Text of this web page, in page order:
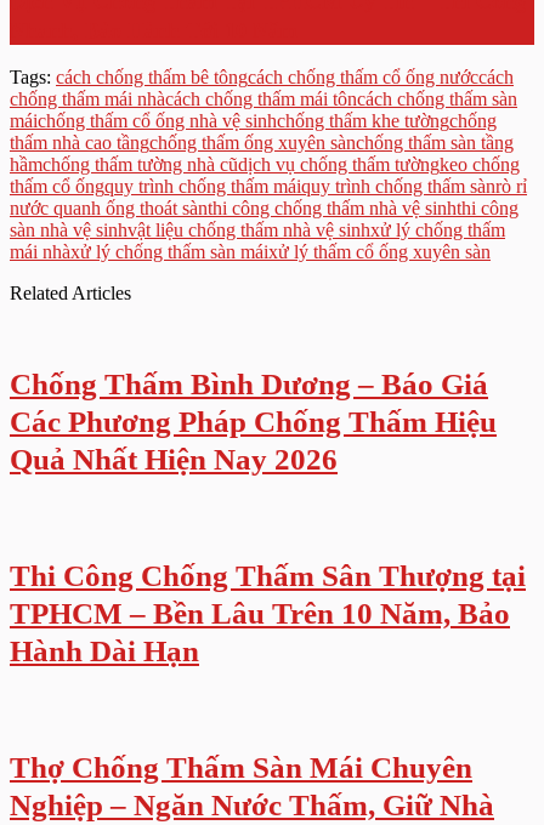
Tags: cách chống thấm bê tôngcách chống thấm cổ ống nướccách
chống thấm mái nhàcách chống thấm mái tôncách chống thấm sàn
máichống thấm cổ ống nhà vệ sinhchống thấm khe tườngchống
thấm nhà cao tầngchống thấm ống xuyên sànchống thấm sàn tầng
hầmchống thấm tường nhà cũdịch vụ chống thấm tườngkeo chống
thấm cổ ốngquy trình chống thấm máiquy trình chống thấm sànrò rỉ
nước quanh ống thoát sànthi công chống thấm nhà vệ sinhthi công
sàn nhà vệ sinhvật liệu chống thấm nhà vệ sinhxử lý chống thấm
mái nhàxử lý chống thấm sàn máixử lý thấm cổ ống xuyên sàn
Related Articles
Chống Thấm Bình Dương – Báo Giá
Các Phương Pháp Chống Thấm Hiệu
Quả Nhất Hiện Nay 2026
Thi Công Chống Thấm Sân Thượng tại
TPHCM – Bền Lâu Trên 10 Năm, Bảo
Hành Dài Hạn
Thợ Chống Thấm Sàn Mái Chuyên
Nghiệp – Ngăn Nước Thấm, Giữ Nhà